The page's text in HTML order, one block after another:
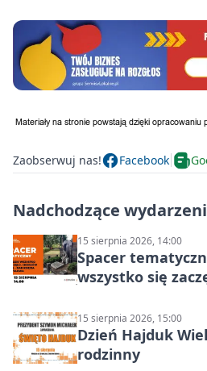
Zaobserwuj nas! Facebook
Nadchodzące
15 sierpnia 2026, 14:00
Spacer
wszystko się
15 sierpnia 2026, 15:00
Dzień Hajduk
rodzinny